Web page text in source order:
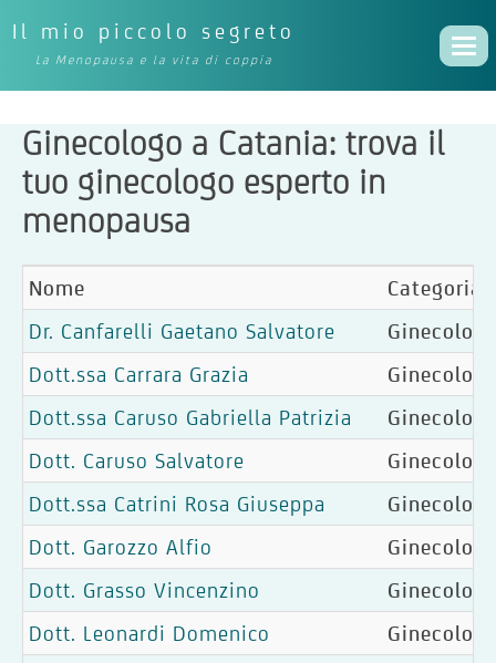
Il mio piccolo segreto
La Menopausa e la vita di coppia
Ginecologo a Catania: trova il
tuo ginecologo esperto in
menopausa
Nome
Categoria
Dr. Canfarelli Gaetano Salvatore
Dott.ssa Carrara Grazia
Dott.ssa Caruso Gabriella Patrizia
Dott. Caruso Salvatore
Dott.ssa Catrini Rosa Giuseppa
Dott. Garozzo Alfio
Dott. Grasso Vincenzino
Dott. Leonardi Domenico